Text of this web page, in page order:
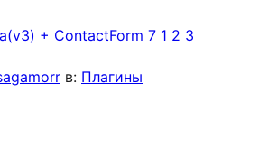
+ ContactForm 7 1 2 3
в: Плагины